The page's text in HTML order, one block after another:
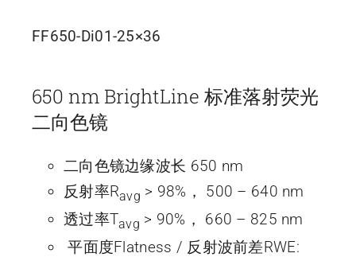
FF650-Di01-25×36
650 nm BrightLine 标准落射荧光
二向色镜
二向色镜边缘波长 650 nm
反射率Ravg > 98%， 500 – 640 nm
透过率Tavg > 90%， 660 – 825 nm
平面度Flatness / 反射波前差RWE: